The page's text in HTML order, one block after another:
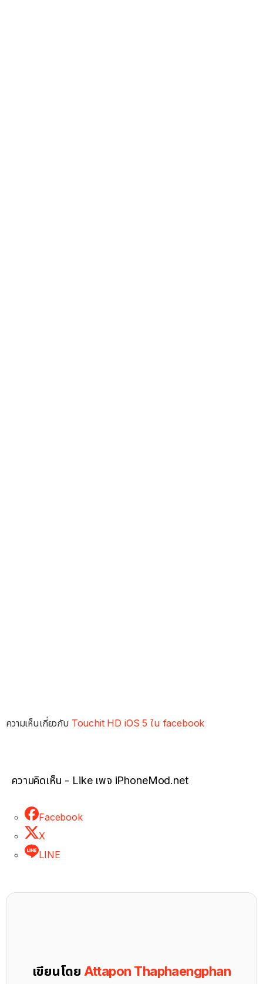
ความเห็นเกี่ยวกับ Touchit HD iOS 5 ใน facebook
ความคิดเห็น - Like เพจ iPhoneMod.net
Facebook
X
LINE
เขียนโดย Attapon Thaphaengphan